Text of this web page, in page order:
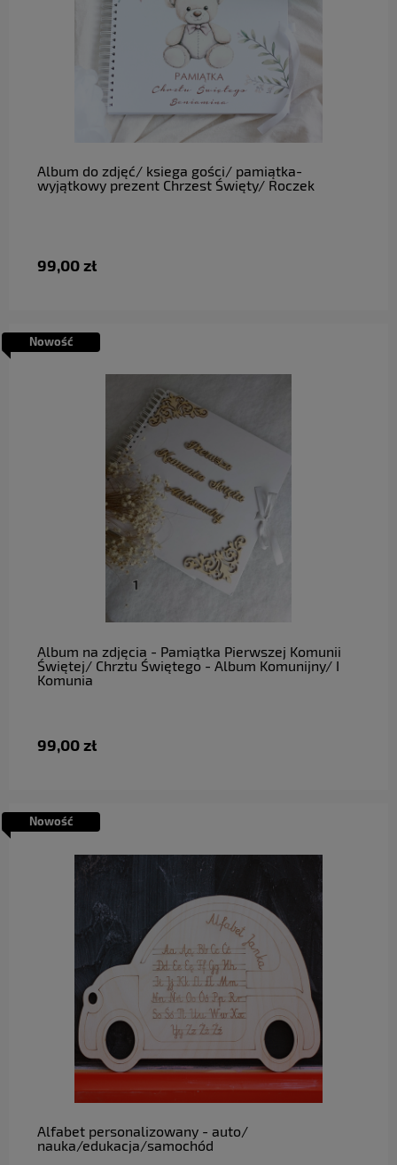
Album do zdjęć/ ksiega gości/ pamiątka-
wyjątkowy prezent Chrzest Święty/ Roczek
99,00 zł
do koszyka
Album na zdjęcia - Pamiątka Pierwszej Komunii
Świętej/ Chrztu Świętego - Album Komunijny/ I
Komunia
99,00 zł
Nowość
Alfabet personalizowany - auto/
nauka/edukacja/samochód
do koszyka
Nowość